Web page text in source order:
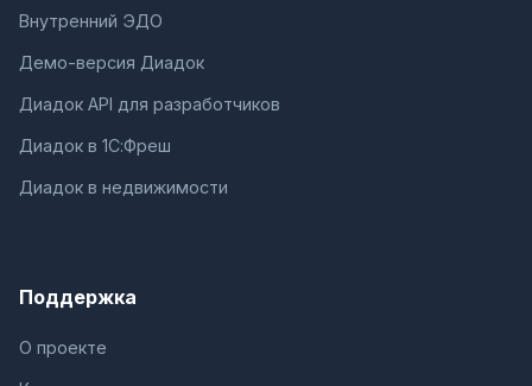
Внутренний ЭДО
Демо-версия Диадок
Диадок API для разработчиков
Диадок в 1С:Фреш
Диадок в недвижимости
Поддержка
О проекте